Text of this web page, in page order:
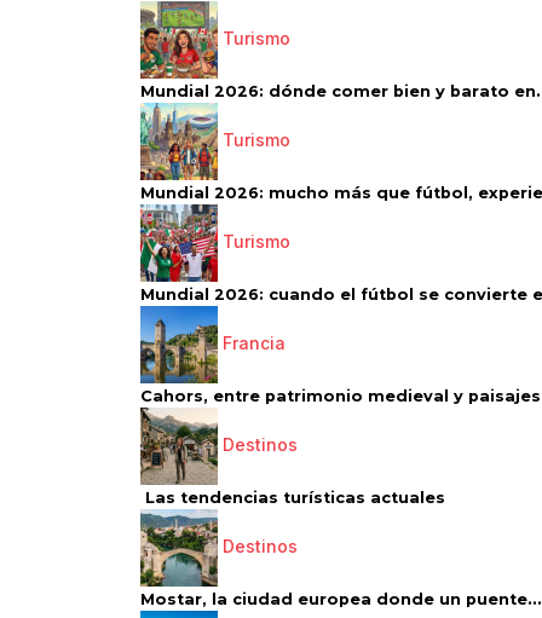
Turismo
Mundial 2026: dónde comer bien y barato
Turismo
Mundial 2026: mucho más que fútbol,
Turismo
Mundial 2026: cuando el fútbol se convierte
Francia
Cahors, entre patrimonio medieval y paisajes
Destinos
Las tendencias turísticas actuales
Destinos
Mostar, la ciudad europea donde un puente...